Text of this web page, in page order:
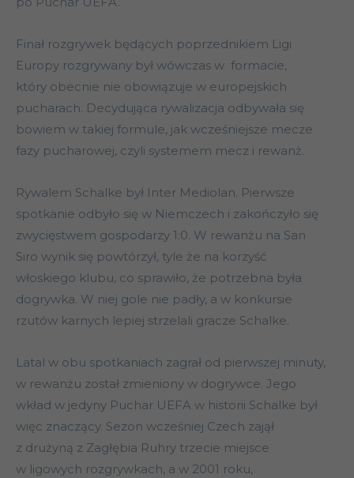
Finał rozgrywek będących poprzednikiem Ligi
Europy rozgrywany był wówczas w formacie,
który obecnie nie obowiązuje w europejskich
pucharach. Decydująca rywalizacja odbywała się
bowiem w takiej formule, jak wcześniejsze mecze
fazy pucharowej, czyli systemem mecz i rewanż.
Rywalem Schalke był Inter Mediolan. Pierwsze
spotkanie odbyło się w Niemczech i zakończyło się
zwycięstwem gospodarzy 1:0. W rewanżu na San
Siro wynik się powtórzył, tyle że na korzyść
włoskiego klubu, co sprawiło, że potrzebna była
dogrywka. W niej gole nie padły, a w konkursie
rzutów karnych lepiej strzelali gracze Schalke.
Latal w obu spotkaniach zagrał od pierwszej minuty,
w rewanżu został zmieniony w dogrywce. Jego
wkład w jedyny Puchar UEFA w historii Schalke był
więc znaczący. Sezon wcześniej Czech zajął
z drużyną z Zagłębia Ruhry trzecie miejsce
w ligowych rozgrywkach, a w 2001 roku,